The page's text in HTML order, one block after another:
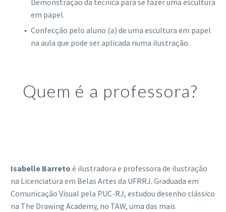
em papel.
Confecção pelo aluno (a) de uma escultura em papel
na aula que pode ser aplicada numa ilustração.
Quem é a professora?
Isabelle Barreto é ilustradora e professora de ilustração
na Licenciatura em Belas Artes da UFRRJ. Graduada em
Comunicação Visual pela PUC-RJ, estudou desenho clássico
na The Drawing Academy, no TAW, uma das mais